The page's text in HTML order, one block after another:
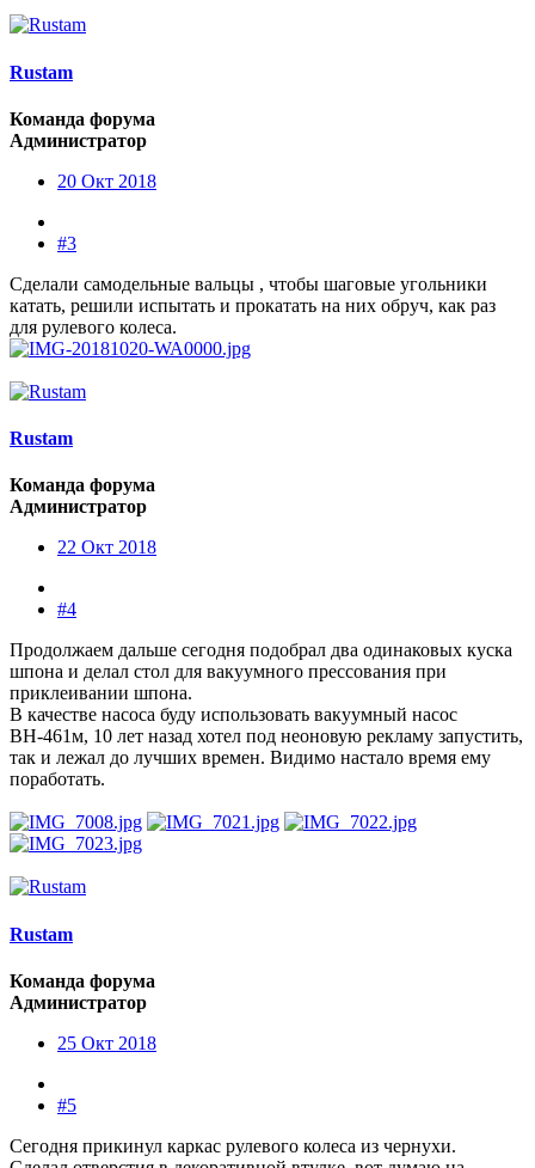
Rustam
Команда форума
Администратор
20 Окт 2018
#3
Сделали самодельные вальцы , чтобы шаговые угольники
катать, решили испытать и прокатать на них обруч, как раз
для рулевого колеса.
Rustam
Команда форума
Администратор
22 Окт 2018
#4
Продолжаем дальше сегодня подобрал два одинаковых куска
шпона и делал стол для вакуумного прессования при
приклеивании шпона.
В качестве насоса буду использовать вакуумный насос
ВН-461м, 10 лет назад хотел под неоновую рекламу запустить,
так и лежал до лучших времен. Видимо настало время ему
поработать.
Rustam
Команда форума
Администратор
25 Окт 2018
#5
Сегодня прикинул каркас рулевого колеса из чернухи.